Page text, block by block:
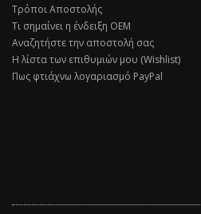
Τρόποι Αποστολής
Τι σημαίνει η ένδειξη ΟΕΜ
Αναζητήστε την αποστολή σας
Η λίστα των επιθυμιών μου (Wishlist)
Πως φτιάχνω λογαριασμό PayPal